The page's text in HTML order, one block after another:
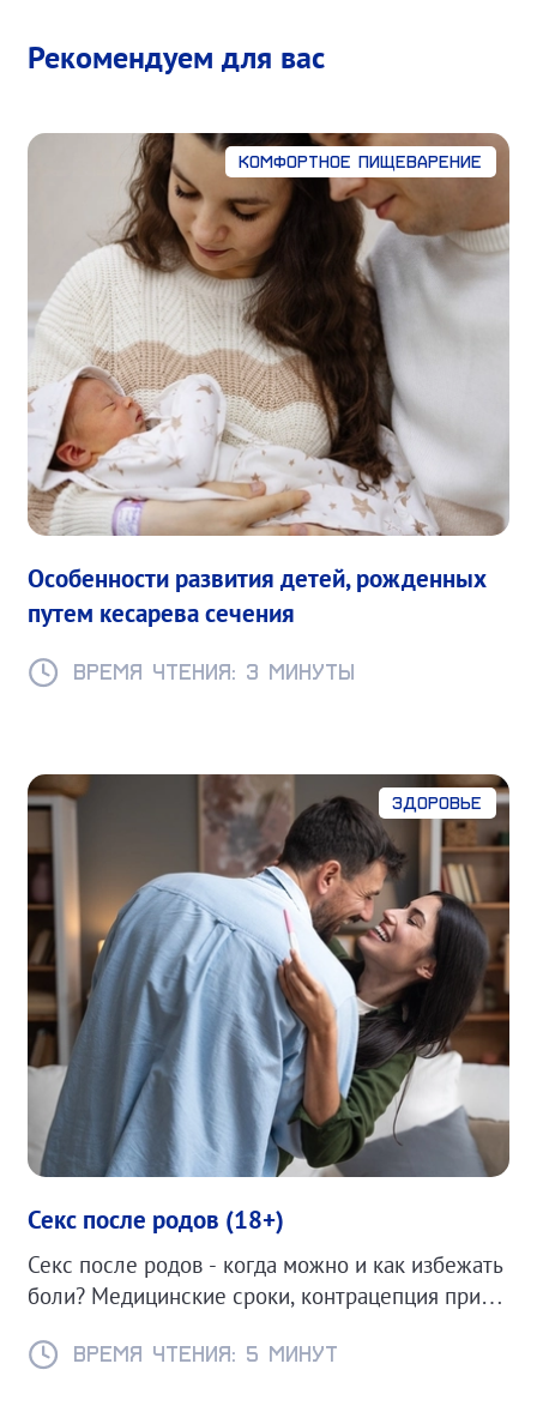
Рекомендуем для вас
Комфортное пищеварение
Особенности развития детей, рожденных
путем кесарева сечения
Время чтения: 3 минуты
Здоровье
Секс после родов (18+)
Секс после родов - когда можно и как избежать
боли? Медицинские сроки, контрацепция при
интимной жизни.
Время чтения: 5 минут